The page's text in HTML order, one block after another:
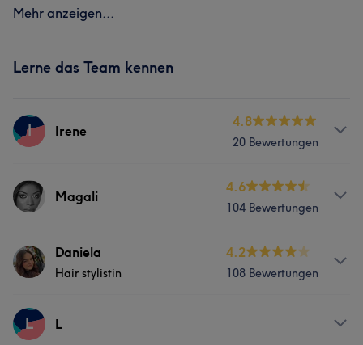
Mehr anzeigen...
Lerne das Team kennen
I Irene
4.8
20 Bewertungen
Info
Top Friseurinmeister
Services
Magali
4.6
104 Bewertungen
Services
Was unsere Kunden über Magali sagen
Daniela
Hair stylistin
4.2
108 Bewertungen
Info
L L